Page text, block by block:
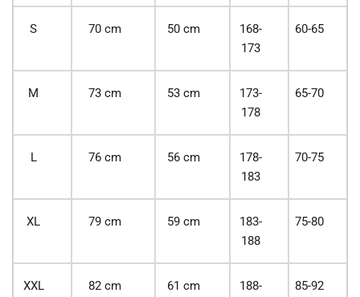
S 70 cm 50 cm
168-
173
60-65
M 73 cm 53 cm
173-
178
65-70
L 76 cm 56 cm
178-
183
70-75
XL 79 cm 59 cm
183-
188
75-80
XXL 82 cm 61 cm
188-
85-92